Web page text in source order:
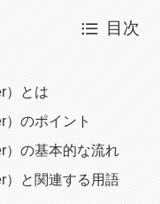
目次
）とは
）のポイント
）の基本的な流れ
）と関連する用語